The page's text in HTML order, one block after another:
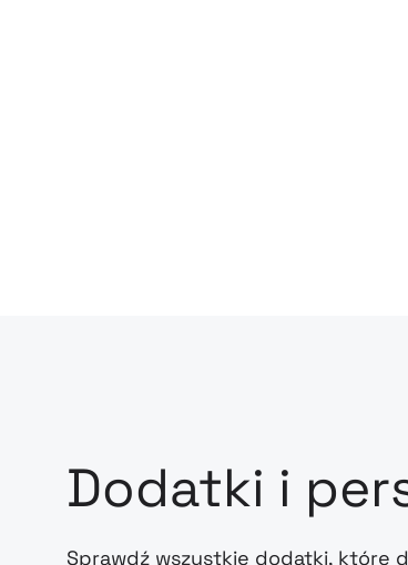
Dodatki i
Sprawdź wszystkie dodatki, które